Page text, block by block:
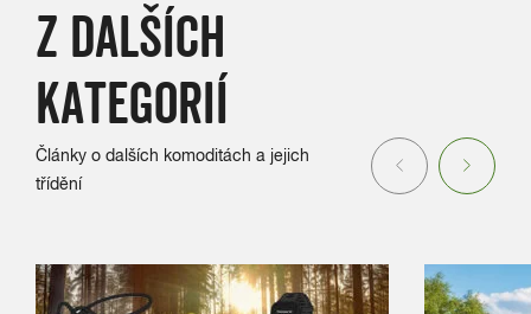
Z DALŠÍCH
KATEGORIÍ
Články o dalších komoditách a jejich
třídění
Previous Next